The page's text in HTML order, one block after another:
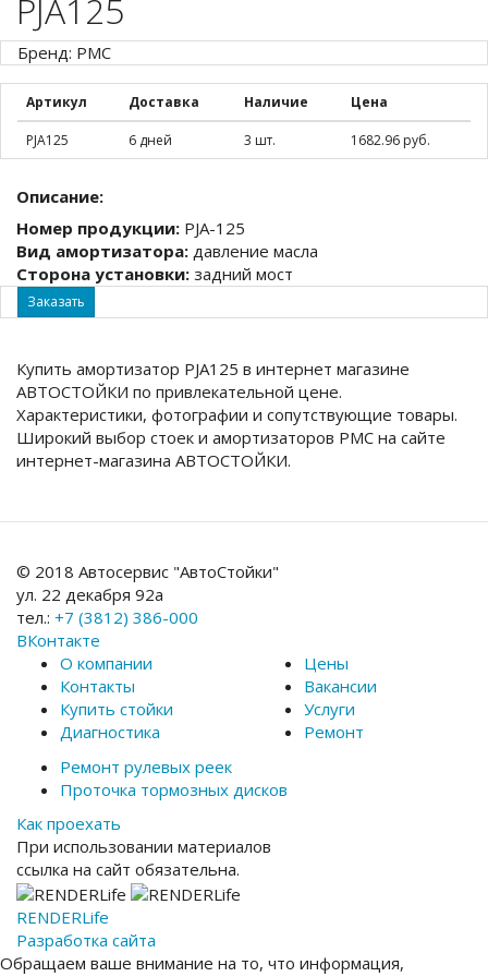
PJA125
Бренд: PMC
Артикул Доставка Наличие Цена
PJA125 6 дней 3 шт. 1682.96 руб.
Описание:
Номер продукции: PJA-125
Вид амортизатора: давление масла
Сторона установки: задний мост
Заказать
Купить амортизатор PJA125 в интернет магазине
АВТОСТОЙКИ по привлекательной цене.
Характеристики, фотографии и сопутствующие товары.
Широкий выбор стоек и амортизаторов PMC на сайте
интернет-магазина АВТОСТОЙКИ.
© 2018 Автосервис "АвтоСтойки"
ул. 22 декабря 92а
тел.: +7 (3812) 386-000
ВКонтакте
О компании
Контакты
Купить стойки
Диагностика
Цены
Вакансии
Услуги
Ремонт
Ремонт рулевых реек
Проточка тормозных дисков
Как проехать
При использовании материалов
ссылка на сайт обязательна.
RENDERLife
Разработка сайта
Обращаем ваше внимание на то, что информация,